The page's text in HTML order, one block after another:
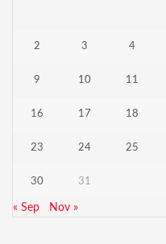
2 3 4
9 10 11
16 17 18
23 24 25
30 31
« Sep Nov »